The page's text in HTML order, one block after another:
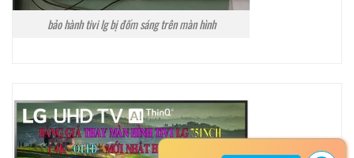
bảo hành tivi lg bị đốm sáng trên màn hình